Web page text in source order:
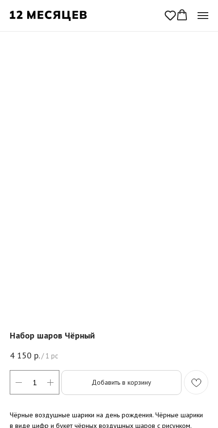
Набор шаров Чёрный
4 150 р./ 1 pc
Добавить в корзину
Чёрные воздушные шарики на день рождения. Чёрные шарики
в виде цифр и букет чёрных воздушных шаров с рисунком.